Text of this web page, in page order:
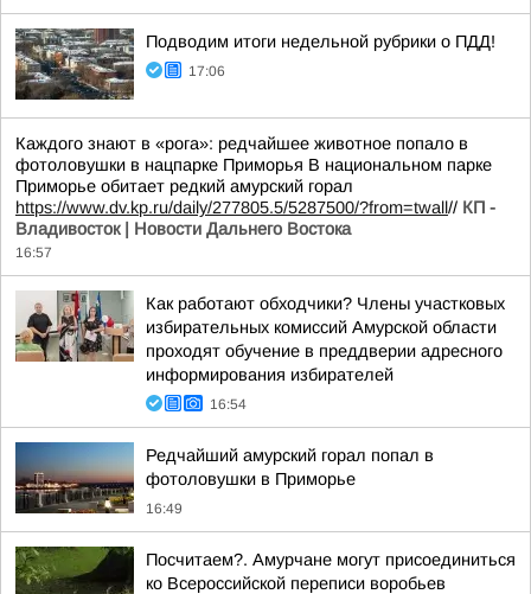
Подводим итоги недельной рубрики о ПДД!
17:06
Каждого знают в «рога»: редчайшее животное попало в
фотоловушки в нацпарке Приморья В национальном парке
Приморье обитает редкий амурский горал
https://www.dv.kp.ru/daily/277805.5/5287500/?from=twall// КП -
Владивосток | Новости Дальнего Востока
16:57
Как работают обходчики? Члены участковых
избирательных комиссий Амурской области
проходят обучение в преддверии адресного
информирования избирателей
16:54
Редчайший амурский горал попал в
фотоловушки в Приморье
16:49
Посчитаем?. Амурчане могут присоединиться
ко Всероссийской переписи воробьев